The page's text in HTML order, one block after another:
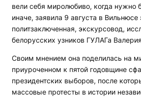
вели себя миролюбиво, когда нужно
иначе, заявила 9 августа в Вильнюсе
политзаключенная, экскурсовод,
белорусских узников ГУЛАГа
Своим мнением она поделилась на
приуроченном к пятой годовщине
президентских выборов, после
массовые протесты в истории